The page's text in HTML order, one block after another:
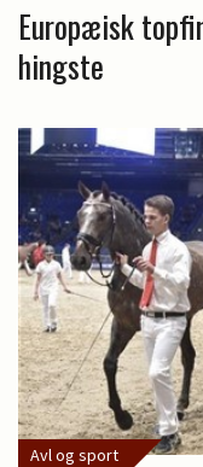
Europæisk
hingste
Avl og sport